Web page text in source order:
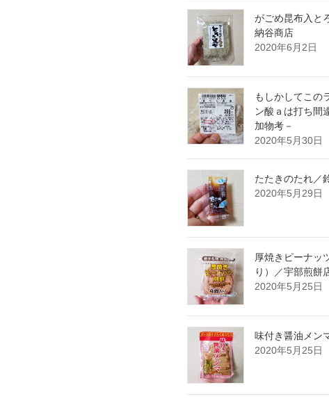
がごめ昆布入と
納谷商店
2020年6月2日
もしかしてこの
ン酸ａは打ち間
加物考－
2020年5月30日
たたきのたれ／
2020年5月29日
厚焼きピーナッ
り）／宇部煎餅
2020年5月25日
味付き醤油メン
2020年5月25日